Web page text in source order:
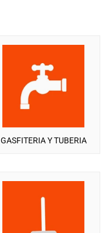
GASFITERIA Y TUBERIA